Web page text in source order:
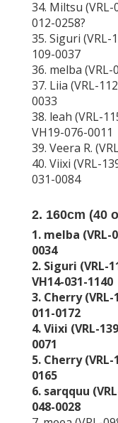
34. Miltsu
012-0258?
35. Siguri (VRL-
109-0037
36. melba
37. Liia (VRL-
0033
38. leah (VRL-
VH19-076-0011
39. Veera R.
40. Viixi (VRL-
031-0084
2. 160cm (40
1. melba (VRL-
0034
2. Siguri (VRL-
VH14-031-1140
3. Cherry
011-0172
4. Viixi (VRL-
0071
5. Cherry
0165
6. sarqquu
048-0028